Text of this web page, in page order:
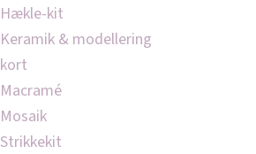
Hækle-kit
Keramik & modellering
kort
Macramé
Mosaik
Strikkekit